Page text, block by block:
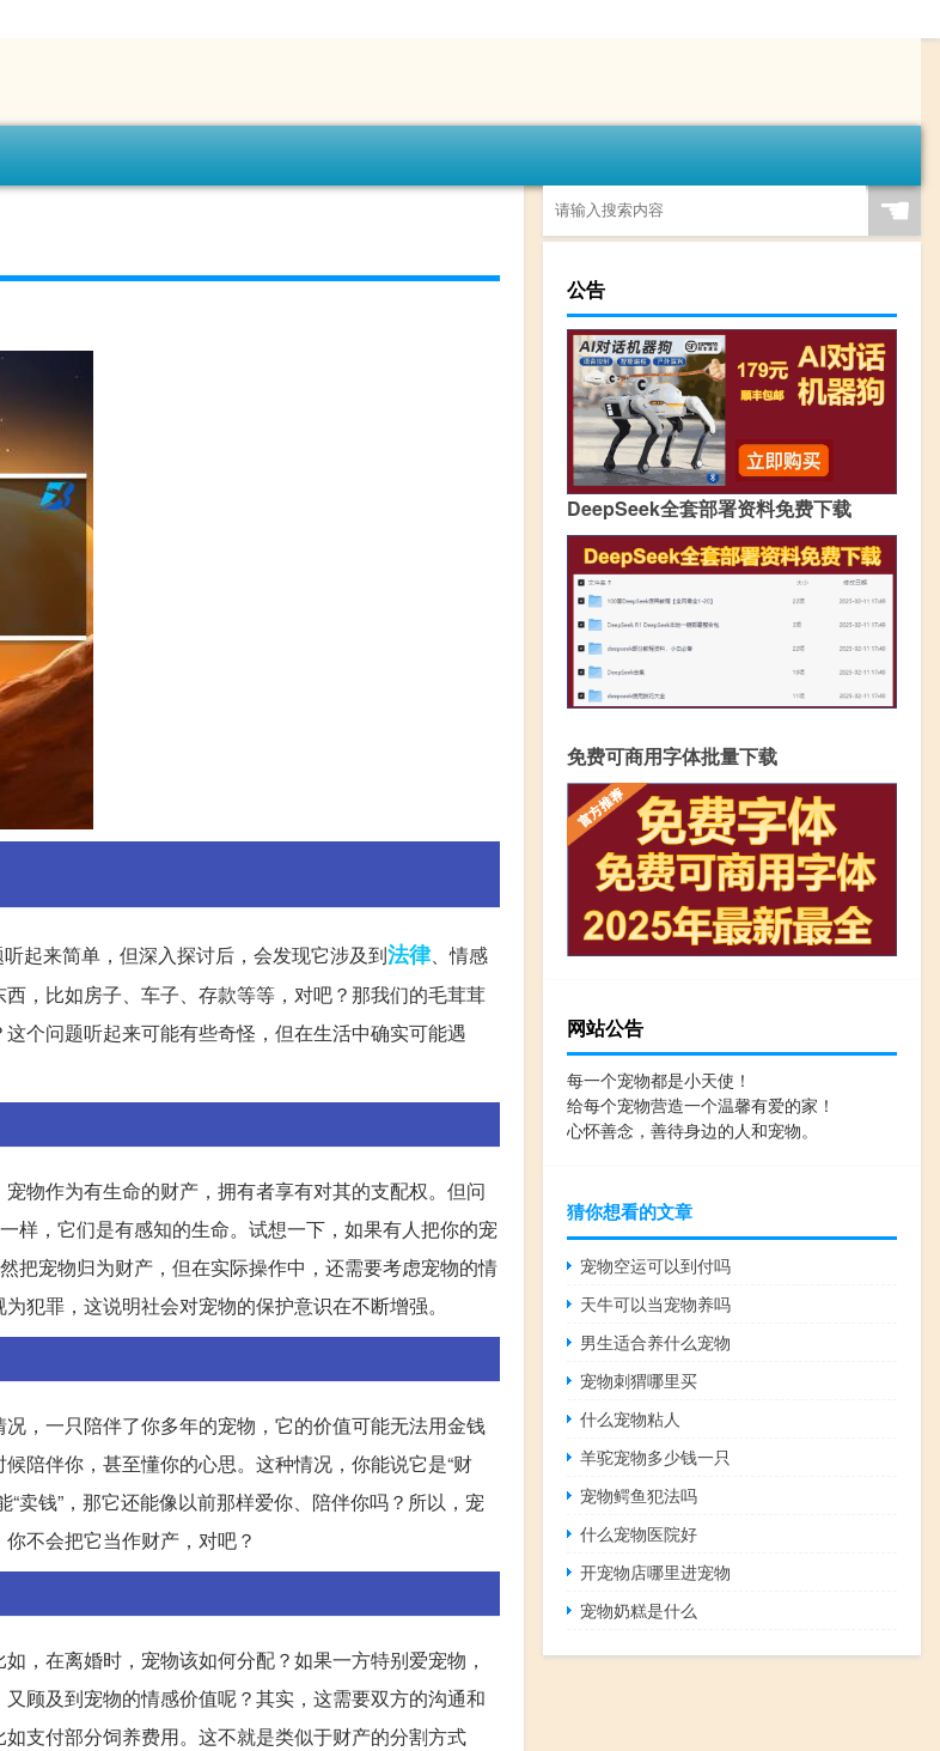
听起来简单，但深入探讨后，会发现它涉及到法律、情感
，比如房子、车子、存款等等，对吧？那我们的毛茸茸
个问题听起来可能有些奇怪，但在生活中确实可能遇
物作为有生命的财产，拥有者享有对其的支配权。但问
样，它们是有感知的生命。试想一下，如果有人把你的宠
把宠物归为财产，但在实际操作中，还需要考虑宠物的情
犯罪，这说明社会对宠物的保护意识在不断增强。
，一只陪伴了你多年的宠物，它的价值可能无法用金钱
陪伴你，甚至懂你的心思。这种情况，你能说它是“财
卖钱”，那它还能像以前那样爱你、陪伴你吗？所以，宠
不会把它当作财产，对吧？
，在离婚时，宠物该如何分配？如果一方特别爱宠物，
顾及到宠物的情感价值呢？其实，这需要双方的沟通和
支付部分饲养费用。这不就是类似于财产的分割方式
☚
公告
DeepSeek全套部署资料免费下载
免费可商用字体批量下载
网站公告
每一个宠物都是小天使！
给每个宠物营造一个温馨有爱的家！
心怀善念，善待身边的人和宠物。
猜你想看的文章
宠物空运可以到付吗
天牛可以当宠物养吗
男生适合养什么宠物
宠物刺猬哪里买
什么宠物粘人
羊驼宠物多少钱一只
宠物鳄鱼犯法吗
什么宠物医院好
开宠物店哪里进宠物
宠物奶糕是什么